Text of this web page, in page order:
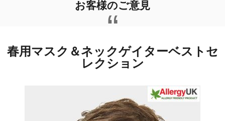
お客様のご意見
“
春用マスク＆ネックゲイターベストセ
レクション